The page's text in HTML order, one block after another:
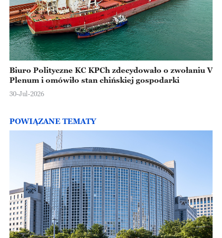
Biuro Polityczne KC KPCh zdecydowało o zwołaniu V
Plenum i omówiło stan chińskiej gospodarki
30-Jul-2026
POWIĄZANE TEMATY